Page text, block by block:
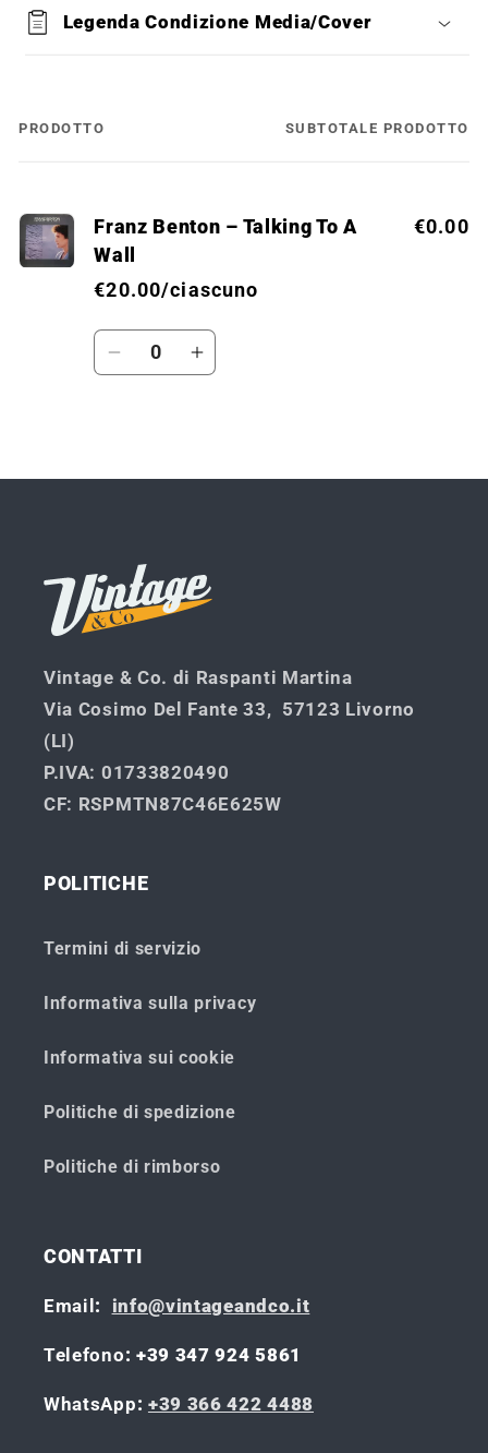
Legenda Condizione Media/Cover
Il
PRODOTTO SUBTOTALE PRODOTTO
Franz Benton – Talking To A
Wall
€20.00/ciascuno
€0.00
Quantità
DiminuisciAumenta
in
Vintage & Co. di Raspanti Martina
Via Cosimo Del Fante 33, 57123 Livorno
(LI)
P.IVA: 01733820490
CF: RSPMTN87C46E625W
POLITICHE
Termini di servizio
Informativa sulla privacy
Informativa sui cookie
Politiche di spedizione
Politiche di rimborso
CONTATTI
Email : info@vintageandco.it
Telefono: +39 347 924 5861
WhatsApp: +39 366 422 4488